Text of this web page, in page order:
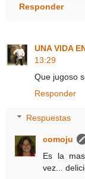
Responder
UNA VIDA
13:29
Que jugoso
Responder
Respuestas
comoju
Es la
vez...